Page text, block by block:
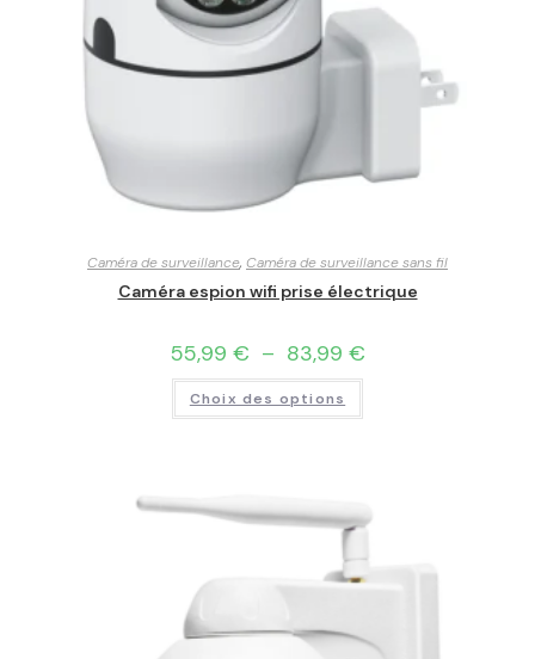
Caméra de surveillance, Caméra de surveillance sans fil
Caméra espion wifi prise électrique
55,99 € – 83,99 €
Choix des options